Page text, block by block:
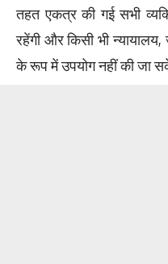
तहत एकत्र की गई सभी
रहेंगी और किसी भी
के रूप में उपयोग नहीं की जा